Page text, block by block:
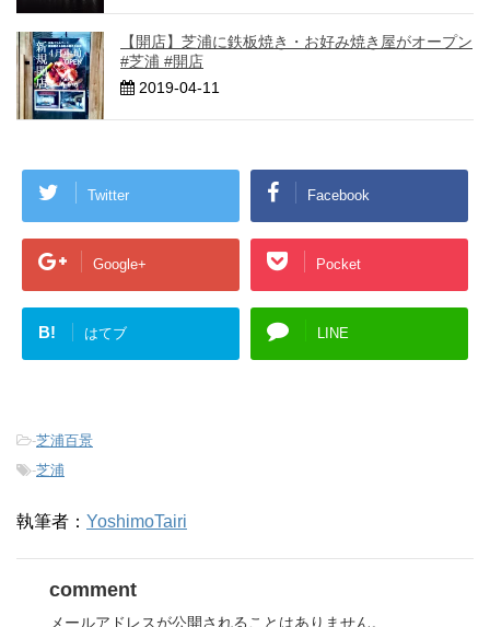
【開店】芝浦に鉄板焼き・お好み焼き屋がオープン
#芝浦 #開店
2019-04-11
Twitter Facebook
Google+ Pocket
B! はてブ LINE
-芝浦百景
-芝浦
執筆者： YoshimoTairi
comment
メールアドレスが公開されることはありません。